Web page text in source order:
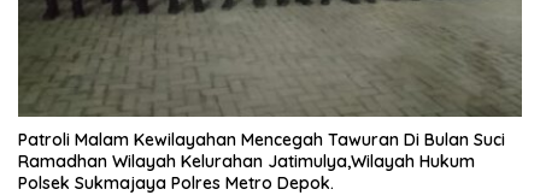
Patroli Malam Kewilayahan Mencegah Tawuran Di Bulan Suci
Ramadhan Wilayah Kelurahan Jatimulya,Wilayah Hukum
Polsek Sukmajaya Polres Metro Depok.